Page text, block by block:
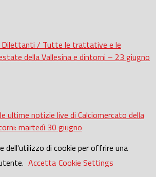
Dilettanti / Tutte le trattative e le
della Vallesina e dintorni – 23 giugno
ultime notizie live di Calciomercato della
martedì 30 giugno
dell'utilizzo di cookie per offrire una
Accetta Cookie Settings